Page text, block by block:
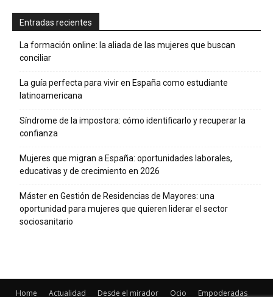
Entradas recientes
La formación online: la aliada de las mujeres que buscan
conciliar
La guía perfecta para vivir en España como estudiante
latinoamericana
Síndrome de la impostora: cómo identificarlo y recuperar la
confianza
Mujeres que migran a España: oportunidades laborales,
educativas y de crecimiento en 2026
Máster en Gestión de Residencias de Mayores: una
oportunidad para mujeres que quieren liderar el sector
sociosanitario
Home Actualidad Desde el mirador Ocio Empoderadas